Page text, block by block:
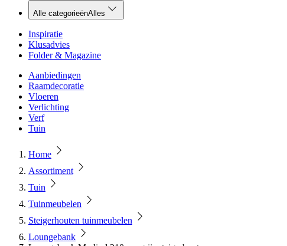
Alle categorieënAlles
Inspiratie
Klusadvies
Folder & Magazine
Aanbiedingen
Raamdecoratie
Vloeren
Verlichting
Verf
Tuin
Home
Assortiment
Tuin
Tuinmeubelen
Steigerhouten tuinmeubelen
Loungebank